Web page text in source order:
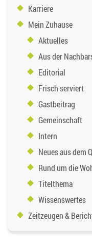
Karriere
Mein Zuhause
Aktuelles
Aus der
Editorial
Frisch serviert
Gastbeitrag
Gemeinschaft
Intern
Neues aus dem
Rund um die
Titelthema
Wissenswertes
Zeitzeugen &